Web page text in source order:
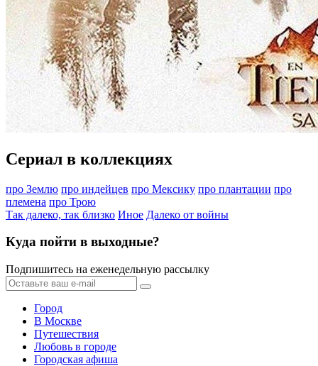
Сериал в коллекциях
про Землю про индейцев про Мексику про плантации про
племена про Трою
Так далеко, так близко Иное Далеко от войны
Куда пойти в выходные?
Подпишитесь на еженедельную рассылку
Город
В Москве
Путешествия
Любовь в городе
Городская афиша